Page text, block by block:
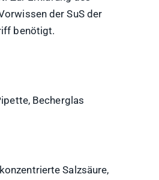
der SuS der
benötigt.
Becherglas
Salzsäure,